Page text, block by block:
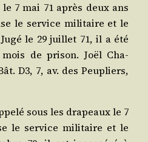
7 mai 71 après deux ans
le ser­vice mili­taire et le
le 29 juillet 71, il a été
de pri­son. Joël Cha­
D3, 7, av. des Peu­pliers,
sous les dra­peaux le 7
le ser­vice mili­taire et le